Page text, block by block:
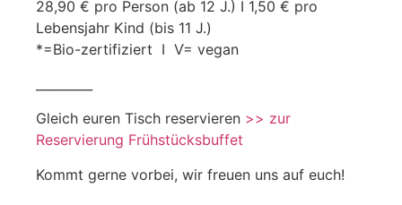
28,90 € pro Person (ab 12 J.) I 1,50 € pro
Lebensjahr Kind (bis 11 J.)
*=Bio-zertifiziert I Ѵ= vegan
Gleich euren Tisch reservieren >> zur
Reservierung Frühstücksbuffet
Kommt gerne vorbei, wir freuen uns auf euch!